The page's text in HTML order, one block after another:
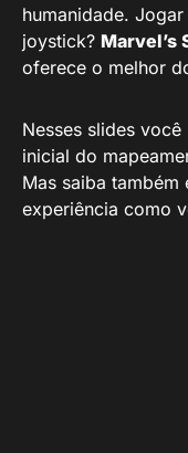
humanidade.
joystick? Marvel’s
oferece o melhor
Nesses slides
inicial do
Mas saiba
experiência como